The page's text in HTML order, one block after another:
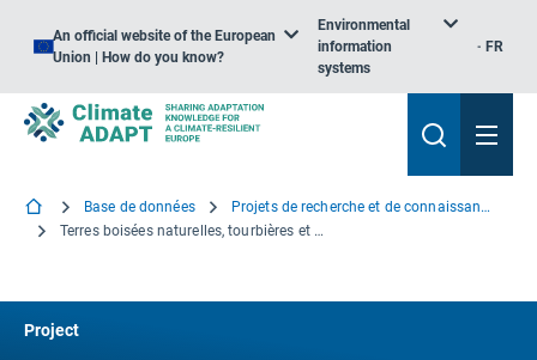
An official website of the European
Union | How do you know?
Environmental
information
systems
FR
Base de données
Projets de recherche et de connaissance
Terres boisées naturelles, tourbières et réseau d’habitats autour de l’Aussee
Project